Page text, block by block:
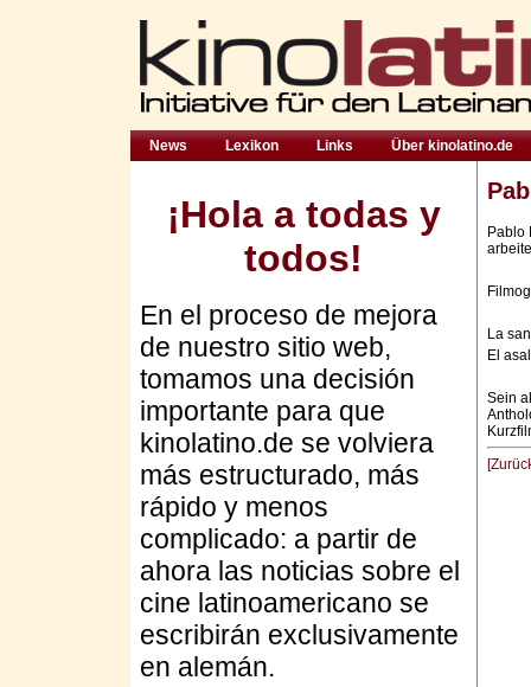
News Lexikon Links Über kinolatino.de
¡Hola a todas y
todos!
En el proceso de mejora
de nuestro sitio web,
tomamos una decisión
importante para que
kinolatino.de se volviera
más estructurado, más
rápido y menos
complicado: a partir de
ahora las noticias sobre el
cine latinoamericano se
escribirán exclusivamente
en alemán.
Pablo
La
El
Sein